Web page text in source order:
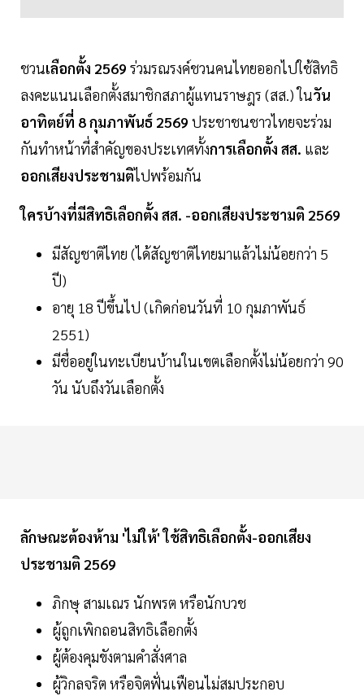
ชวนเลือกตั้ง 2569 ร่วมรณรงค์ชวนคนไทยออกไปใช้สิทธิ
ลงคะแนนเลือกตั้งสมาชิกสภาผู้แทนราษฎร (สส.) ในวัน
อาทิตย์ที่ 8 กุมภาพันธ์ 2569 ประชาชนชาวไทยจะร่วม
กันทำหน้าที่สำคัญของประเทศทั้งการเลือกตั้ง สส. และ
ออกเสียงประชามติไปพร้อมกัน
ใครบ้างที่มีสิทธิเลือกตั้ง สส. -ออกเสียงประชามติ 2569
มีสัญชาติไทย (ได้สัญชาติไทยมาแล้วไม่น้อยกว่า 5
ปี)
อายุ 18 ปีขึ้นไป (เกิดก่อนวันที่ 10 กุมภาพันธ์
2551)
มีชื่ออยู่ในทะเบียนบ้านในเขตเลือกตั้งไม่น้อยกว่า 90
วัน นับถึงวันเลือกตั้ง
ลักษณะต้องห้าม 'ไม่ให้' ใช้สิทธิเลือกตั้ง-ออกเสียง
ประชามติ 2569
ภิกษุ สามเณร นักพรต หรือนักบวช
ผู้ถูกเพิกถอนสิทธิเลือกตั้ง
ผู้ต้องคุมขังตามคำสั่งศาล
ผู้วิกลจริต หรือจิตฟั่นเฟือนไม่สมประกอบ